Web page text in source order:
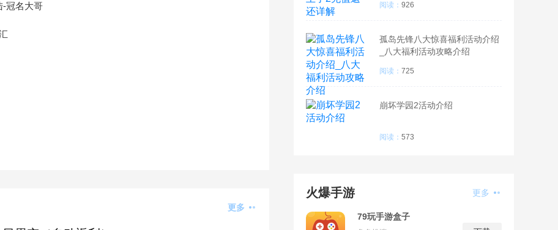
-冠名大哥
更多
阅读： 926
孤岛先锋八大惊喜福利活动介绍
_八大福利活动攻略介绍
阅读： 725
崩坏学园2活动介绍
阅读： 573
火爆手游 更多
79玩手游盒子